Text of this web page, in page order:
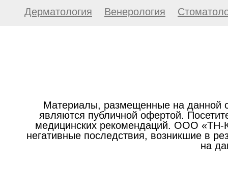
Дерматология Венерология
Материалы, размещенные на данной
являются публичной офертой.
медицинских рекомендаций. ООО «ТН-
негативные последствия, возникшие в
на